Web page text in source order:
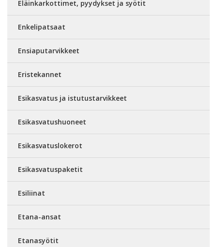
Eläinkarkottimet, pyydykset ja syötit
Enkelipatsaat
Ensiaputarvikkeet
Eristekannet
Esikasvatus ja istutustarvikkeet
Esikasvatushuoneet
Esikasvatuslokerot
Esikasvatuspaketit
Esiliinat
Etana-ansat
Etanasyötit